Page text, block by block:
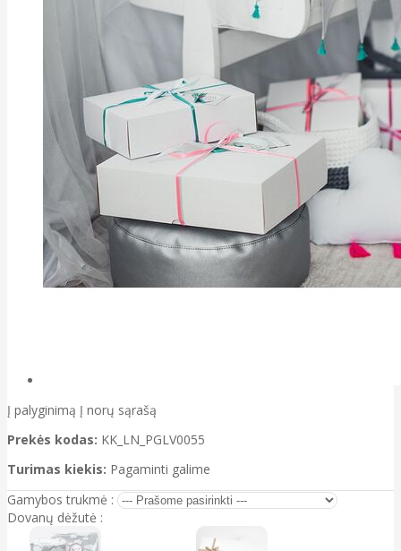
Į palyginimą Į norų sąrašą
Prekės kodas: KK_LN_PGLV0055
Turimas kiekis: Pagaminti galime
Gamybos trukmė :
Dovanų dėžutė :